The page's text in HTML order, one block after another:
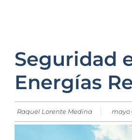
Seguridad
Energías
Raquel Lorente Medina mayo